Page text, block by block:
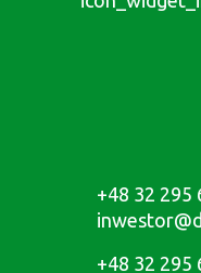
+48 32 295
+48 32 295